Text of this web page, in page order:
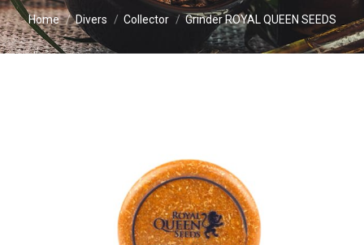
You are here:
Home Divers Collector Grinder ROYAL QUEEN SEEDS